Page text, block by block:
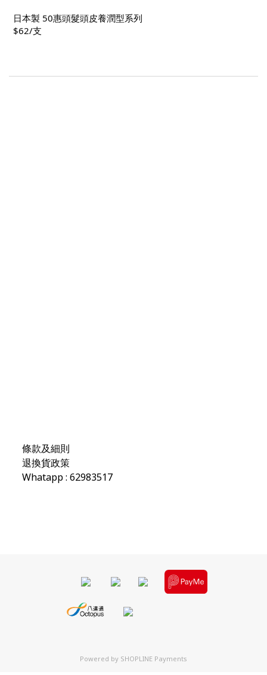
日本製 50惠頭髮頭皮養潤型系列
$62/支
條款及細則
退換貨政策
Whatapp : 62983517
Powered by SHOPLINE Payments